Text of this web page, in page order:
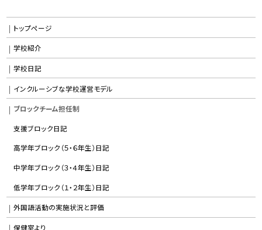
トップページ
学校紹介
学校日記
インクルーシブな学校運営モデル
ブロックチーム担任制
支援ブロック日記
高学年ブロック（５・６年生）日記
中学年ブロック（３・４年生）日記
低学年ブロック（１・２年生）日記
外国語活動の実施状況と評価
保健室より